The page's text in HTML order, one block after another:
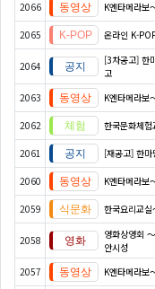
2066 K엔타메라보
2065 온라인 K-
2064
[3차공고] 한
고
2063 K엔타메라보
2062 한국문화체험
2061 [재공고] 한
2060 K엔타메라보
2059 한국요리교
2058
영화상영회
안시성
2057 K엔타메라보